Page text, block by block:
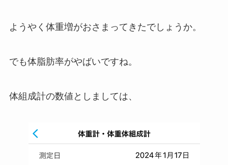
ようやく体重増がおさまってきたでしょうか。
でも体脂肪率がやばいですね。
体組成計の数値としましては、